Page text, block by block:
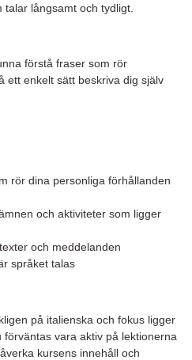
långsamt och tydligt.
förstå fraser som rör
ett enkelt sätt beskriva dig själv
rör dina personliga förhållanden
och aktiviteter som ligger
och meddelanden
språket talas
på italienska och fokus ligger
vara aktiv på lektionerna
kursens innehåll och